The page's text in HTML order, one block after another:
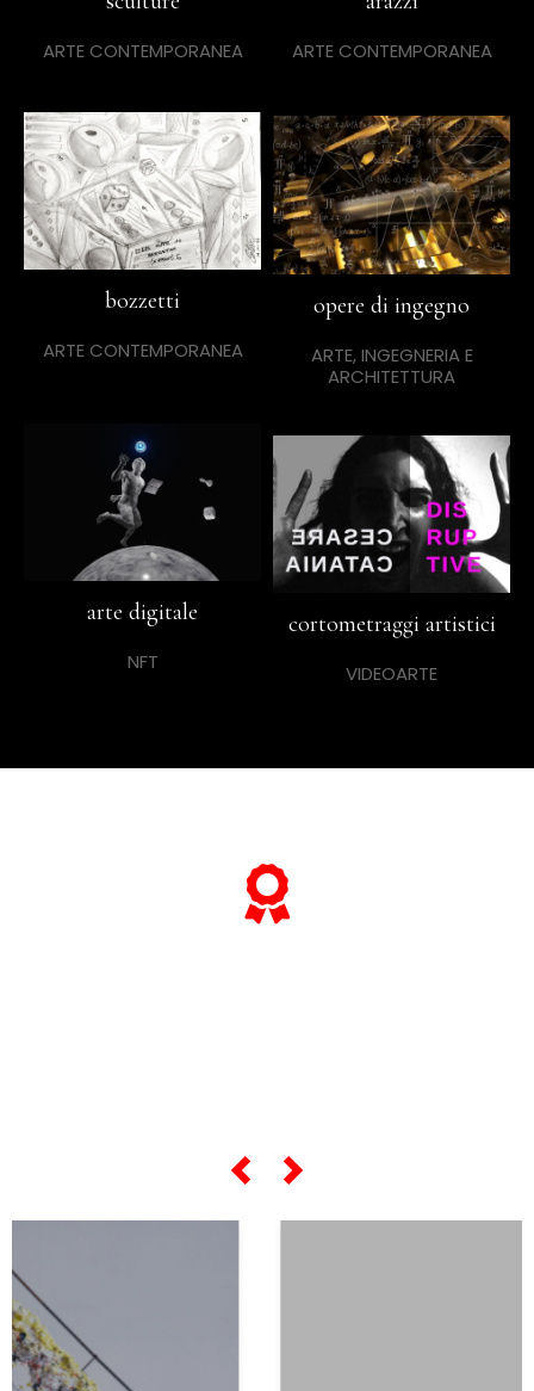
ARTE CONTEMPORANEA ARTE CONTEMPORANEA
bozzetti
ARTE CONTEMPORANEA
opere di ingegno
ARTE, INGEGNERIA E
ARCHITETTURA
arte digitale
NFT
cortometraggi artistici
VIDEOARTE